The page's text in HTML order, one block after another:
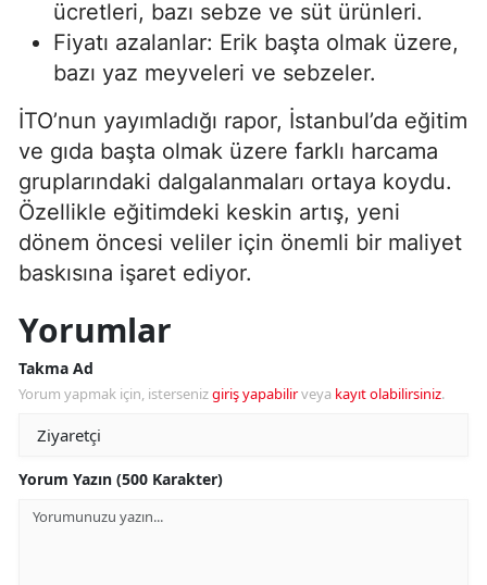
ücretleri, bazı sebze ve süt ürünleri.
Fiyatı azalanlar: Erik başta olmak üzere,
bazı yaz meyveleri ve sebzeler.
İTO’nun yayımladığı rapor, İstanbul’da eğitim
ve gıda başta olmak üzere farklı harcama
gruplarındaki dalgalanmaları ortaya koydu.
Özellikle eğitimdeki keskin artış, yeni
dönem öncesi veliler için önemli bir maliyet
baskısına işaret ediyor.
Yorumlar
Takma Ad
Yorum yapmak için, istersenizgiriş yapabilirveya kayıt olabilirsiniz.
Yorum Yazın (500 Karakter)